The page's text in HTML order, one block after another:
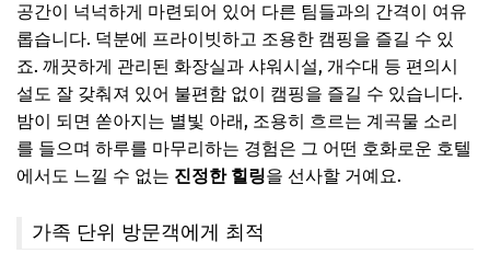
공간이 넉넉하게 마련되어 있어 다른 팀들과의 간격이 여유
롭습니다. 덕분에 프라이빗하고 조용한 캠핑을 즐길 수 있
죠. 깨끗하게 관리된 화장실과 샤워시설, 개수대 등 편의시
설도 잘 갖춰져 있어 불편함 없이 캠핑을 즐길 수 있습니다.
밤이 되면 쏟아지는 별빛 아래, 조용히 흐르는 계곡물 소리
를 들으며 하루를 마무리하는 경험은 그 어떤 호화로운 호텔
에서도 느낄 수 없는 진정한 힐링을 선사할 거예요.
가족 단위 방문객에게 최적